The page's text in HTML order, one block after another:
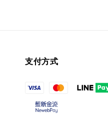
支付方式